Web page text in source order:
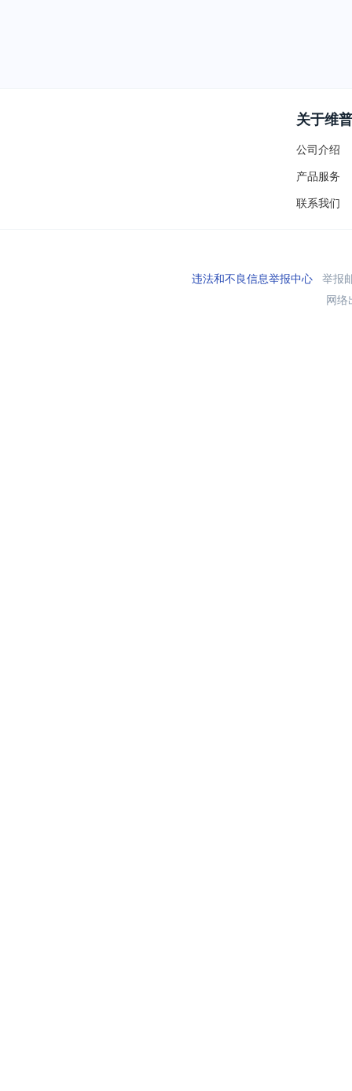
关于维普
公司介绍
产品服务
联系我们
违法和不良信息举报中心举报
网